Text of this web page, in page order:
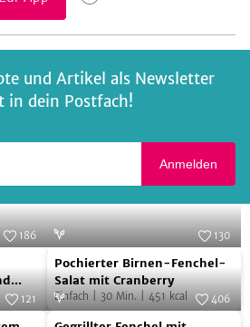
und Artikel als Newsletter
in dein Postfach!
Anmelden
186
Pochierter
Birnen-
Fenchel-
Salat
SevenCooks
130
Pochierter Birnen-Fenchel-
Salat mit Cranberry
Einfach 30 Min. 451 kcal
121
Gegrillter
Foto:
406